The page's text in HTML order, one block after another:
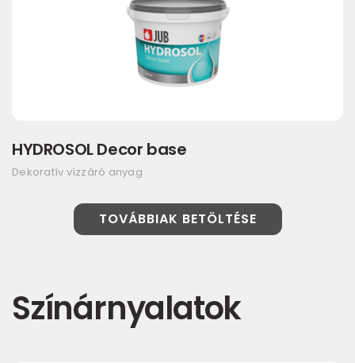
HYDROSOL Decor base
Dekoratív vízzáró anyag
TOVÁBBIAK BETÖLTÉSE
Színárnyalatok